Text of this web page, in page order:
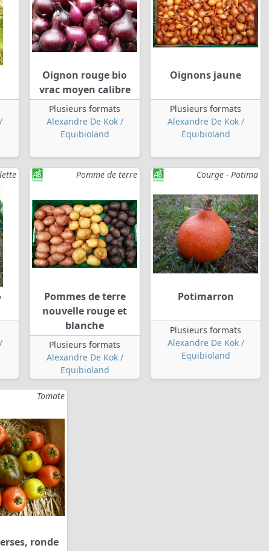
Oignon rouge bio
vrac moyen calibre
Plusieurs formats
Alexandre De Kok /
Equibioland
Oignons jaune
Plusieurs formats
Alexandre De Kok /
Equibioland
Pomme de terre
Pommes de terre
nouvelle rouge et
blanche
Plusieurs formats
Alexandre De Kok /
Equibioland
Courge - Potima
Potimarron
Plusieurs formats
Alexandre De Kok /
Equibioland
Tomate
ronde